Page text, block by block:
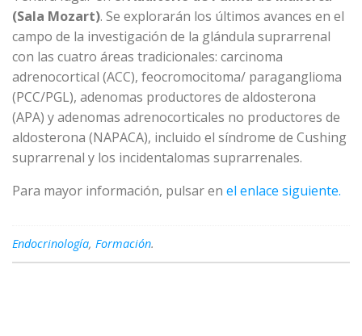
(Sala Mozart). Se explorarán los últimos avances en el
campo de la investigación de la glándula suprarrenal
con las cuatro áreas tradicionales: carcinoma
adrenocortical (ACC), feocromocitoma/ paraganglioma
(PCC/PGL), adenomas productores de aldosterona
(APA) y adenomas adrenocorticales no productores de
aldosterona (NAPACA), incluido el síndrome de Cushing
suprarrenal y los incidentalomas suprarrenales.
Para mayor información, pulsar en el enlace siguiente.
Endocrinología, Formación.